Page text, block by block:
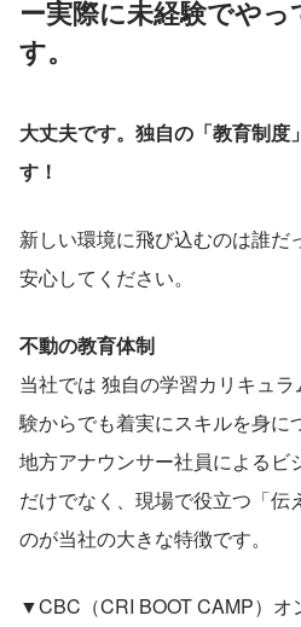
ー実際に未経験でや
す。
大丈夫です。独自の「教育制度
す！
新しい環境に飛び込むのは誰だ
安心してください。
不動の教育体制
当社では 独自の学習カリキュ
験からでも着実にスキルを身に
地方アナウンサー社員によるビ
だけでなく、現場で役立つ「伝
のが当社の大きな特徴です。
▼CBC（CRI BOOT CAMP）オ